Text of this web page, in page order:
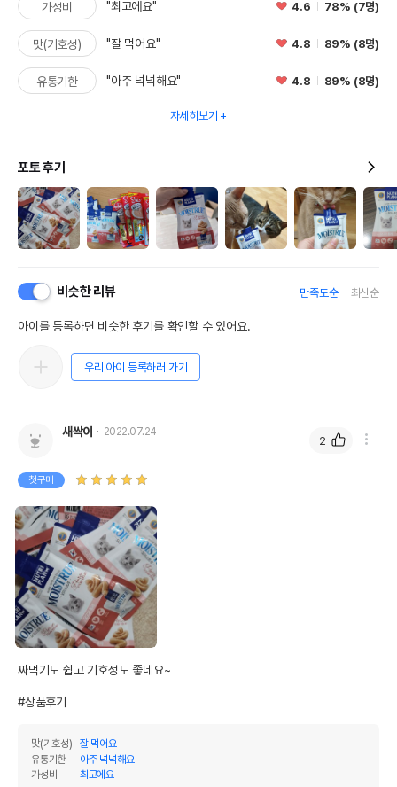
가성비 "최고에요" 4.6 78% (7명)
맛(기호성) "잘 먹어요" 4.8 89% (8명)
유통기한 "아주 넉넉해요" 4.8 89% (8명)
자세히보기
포토 후기
비슷한 리뷰 만족도순 최신순
아이를 등록하면 비슷한 후기를 확인할 수 있어요.
우리 아이 등록하러 가기
새싹이 2022.07.24
첫구매
짜먹기도 쉽고 기호성도 좋네요~
#상품후기
맛(기호성)
잘 먹어요
유통기한
아주 넉넉해요
가성비
최고에요
2